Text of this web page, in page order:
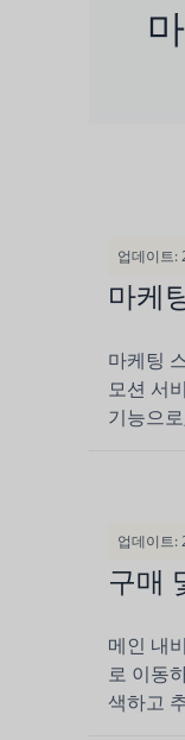
업데이트:
마케
마케팅
모션 서
기능으
업데이트:
구매
메인 내
로 이동
색하고